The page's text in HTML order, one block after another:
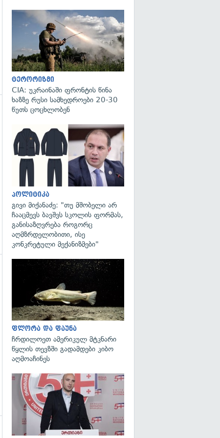
გადახედვა
ტერორიზმი
CIA: უკრაინაში ფრონტის წინა
ხაზზე რუსი სამხედროები 20-30
წუთს ცოცხლობენ
პოლიტიკა
გივი მიქანაძე: "თუ მშობელი არ
ჩააცმევს ბავშვს სკოლის ფორმას,
განისაზღვრება როგორც
აღმზრდელობითი, ისე
კონკრეტული მექანიზმები"
ფლორა და ფაუნა
ჩრდილოეთ ამერიკულ მტკნარი
წყლის თევზში გადამდები კიბო
აღმოაჩინეს